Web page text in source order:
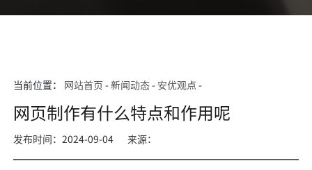
当前位置： 网站首页 -新闻动态- 安优观点 -
网页制作有什么特点和作用呢
发布时间：2024-09-04 来源：